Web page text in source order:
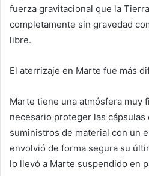
fuerza gravitacional que la
completamente sin gravedad
libre.
El aterrizaje en Marte fue más
Marte tiene una atmósfera muy
necesario proteger las cápsulas
suministros de material con un
envolvió de forma segura su
lo llevó a Marte suspendido en